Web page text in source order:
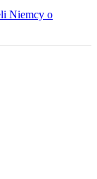
Niemcy o